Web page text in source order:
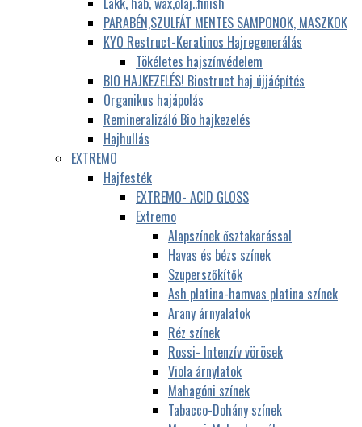
PARABÉN,SZULFÁT MENTES SAMPONOK, MASZKOK
KYO Restruct-Keratinos Hajregenerálás
Tökéletes hajszínvédelem
BIO HAJKEZELÉS! Biostruct haj újjáépítés
Organikus hajápolás
Remineralizáló Bio hajkezelés
Hajhullás
EXTREMO
Hajfesték
EXTREMO- ACID GLOSS
Extremo
Alapszínek ősztakarással
Havas és bézs színek
Szuperszőkítők
Ash platina-hamvas platina színek
Arany árnyalatok
Réz színek
Rossi- Intenzív vörösek
Viola árnylatok
Mahagóni színek
Tabacco-Dohány színek